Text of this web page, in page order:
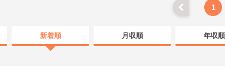
1
新着順 月収順 年収順